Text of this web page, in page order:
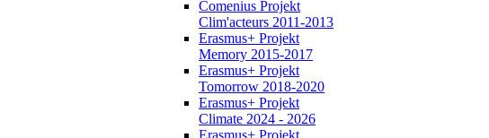
Comenius Projekt
Clim'acteurs 2011-2013
Erasmus+ Projekt
Memory 2015-2017
Erasmus+ Projekt
Tomorrow 2018-2020
Erasmus+ Projekt
Climate 2024 - 2026
Erasmus+ Projekt